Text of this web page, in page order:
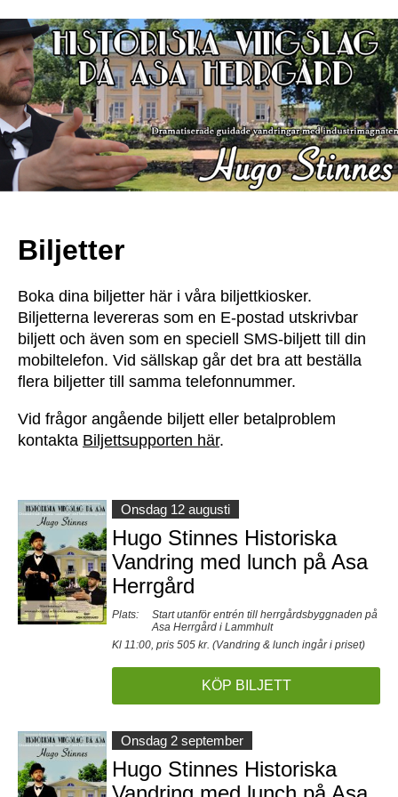
Biljetter
Boka dina biljetter här i våra biljettkiosker.
Biljetterna levereras som en E-postad utskrivbar
biljett och även som en speciell SMS-biljett till din
mobiltelefon. Vid sällskap går det bra att beställa
flera biljetter till samma telefonnummer.
Vid frågor angående biljett eller betalproblem
kontakta Biljettsupporten här.
Onsdag 12 augusti
Hugo Stinnes Historiska
Vandring med lunch på Asa
Herrgård
Plats:
Start utanför entrén till herrgårdsbyggnaden på
Asa Herrgård i Lammhult
Kl 11:00, pris 505 kr. (Vandring & lunch ingår i priset)
KÖP BILJETT
Onsdag 2 september
Hugo Stinnes Historiska